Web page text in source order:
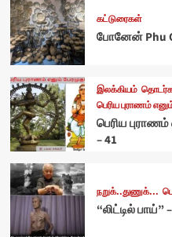
கட்டுரைகள்
போனேன் Phu
இலக்கியம்
பெரிய புராணம்
பெரிய புராணம்
– 41
நறுக்..துணுக்...
“லிட்டில் பாய்”